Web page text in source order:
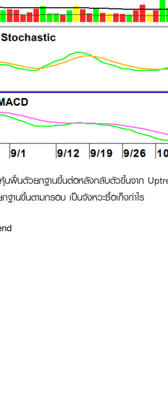
หุ้นฟื้นตัวยกฐานขึ้นต่อหลังกลับตัวขึ้นจาก
านขึ้นตามกรอบ เป็นจังหวะซื้อเก็งกำไร